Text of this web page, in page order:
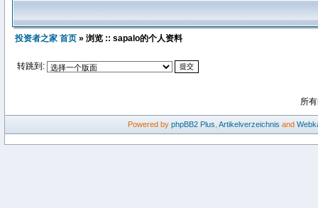
投资者之家 首页 » 浏览 :: sapalo的个人资料
转跳到:
所
Powered by phpBB2 Plus Artikelverzeichnis and